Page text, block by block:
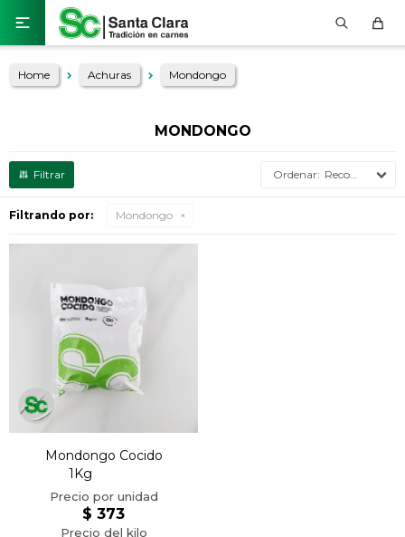

Home Achuras Mondongo
MONDONGO
Recomendados
Filtrando por: Mondongo
Mondongo Cocido
1Kg
$ 373